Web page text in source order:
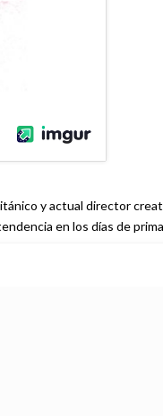
y actual director
en los días de